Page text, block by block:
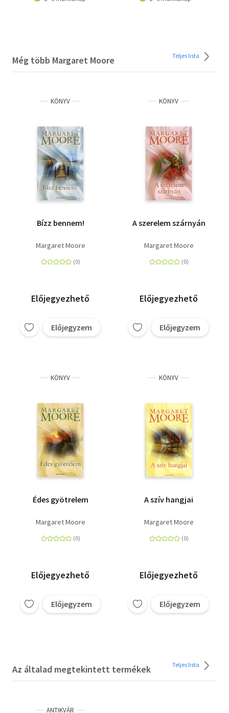
Még több Margaret Moore Teljes lista
KÖNYV
Bízz bennem!
Margaret Moore
Előjegyezhető
Előjegyzem
KÖNYV
A szerelem szárnyán
Margaret Moore
Előjegyezhető
Előjegyzem
KÖNYV
Édes gyötrelem
Margaret Moore
Előjegyezhető
Előjegyzem
KÖNYV
A szív hangjai
Margaret Moore
Előjegyezhető
Előjegyzem
Az általad megtekintett termékek Teljes lista
ANTIKVÁR